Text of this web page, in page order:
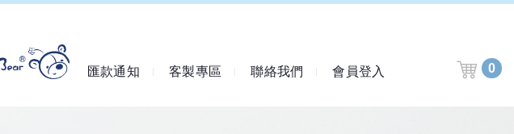
匯款通知 客製專區 聯絡我們 會員登入 0